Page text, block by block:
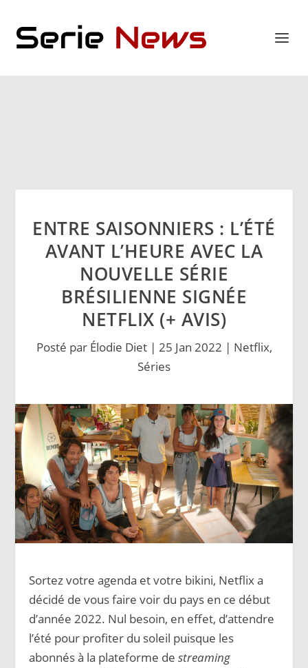
ENTRE SAISONNIERS : L’ÉTÉ
AVANT L’HEURE AVEC LA
NOUVELLE SÉRIE
BRÉSILIENNE SIGNÉE
NETFLIX (+ AVIS)
Posté par Élodie Diet| 25 Jan 2022 | Netflix,
Séries
Sortez votre agenda et votre bikini, Netflix a
décidé de vous faire voir du pays en ce début
d’année 2022. Nul besoin, en effet, d’attendre
l’été pour profiter du soleil puisque les
abonnés à la plateforme destreaming